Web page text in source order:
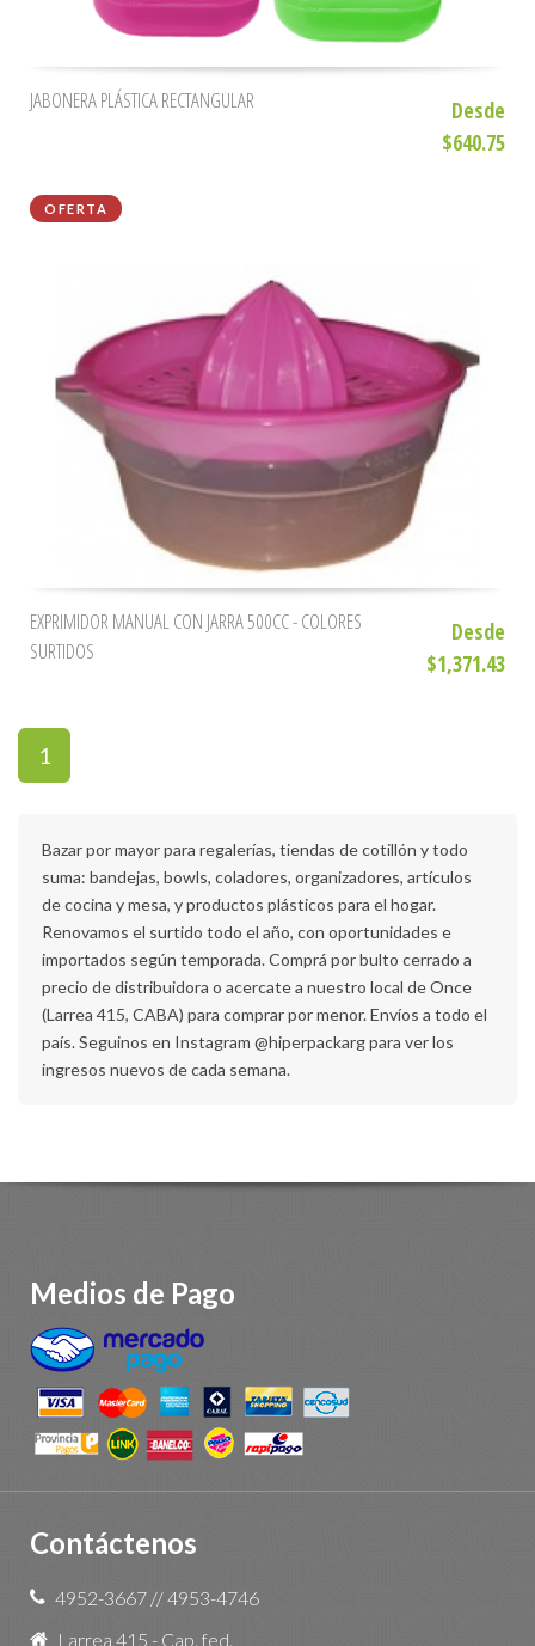
JABONERA PLÁSTICA RECTANGULAR
Desde
$640.75
OFERTA
EXPRIMIDOR MANUAL CON JARRA 500CC - COLORES
SURTIDOS
Desde
$1,371.43
1
Bazar por mayor para regalerías, tiendas de cotillón y todo
suma: bandejas, bowls, coladores, organizadores, artículos
de cocina y mesa, y productos plásticos para el hogar.
Renovamos el surtido todo el año, con oportunidades e
importados según temporada. Comprá por bulto cerrado a
precio de distribuidora o acercate a nuestro local de Once
(Larrea 415, CABA) para comprar por menor. Envíos a todo el
país. Seguinos en Instagram @hiperpackarg para ver los
ingresos nuevos de cada semana.
Medios de Pago
Contáctenos
4952-3667 //4953-4746
Larrea 415 - Cap. fed.